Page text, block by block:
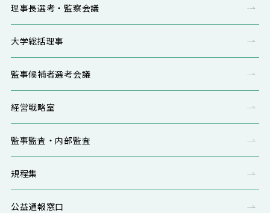
理事長選考・監察会議
大学総括理事
監事候補者選考会議
経営戦略室
監事監査・内部監査
規程集
公益通報窓口